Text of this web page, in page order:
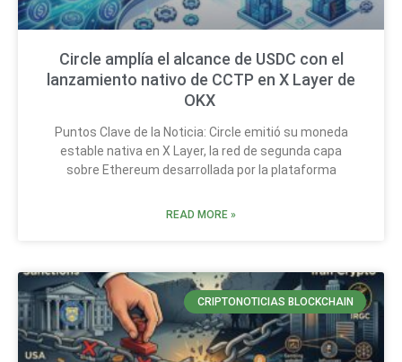
Circle amplía el alcance de USDC con el
lanzamiento nativo de CCTP en X Layer de
OKX
Puntos Clave de la Noticia: Circle emitió su moneda
estable nativa en X Layer, la red de segunda capa
sobre Ethereum desarrollada por la plataforma
READ MORE »
CRIPTONOTICIAS BLOCKCHAIN